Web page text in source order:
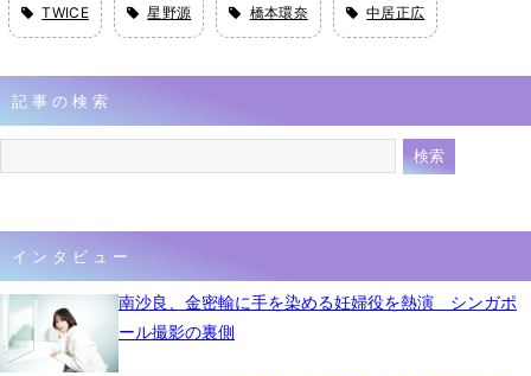
TWICE 星野源 橋本環奈 中居正広
記事の検索
インタビュー
南沙良、金密輸に手を染める妊婦役を熱演 シンガポ
ール撮影の裏側